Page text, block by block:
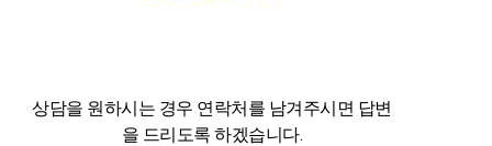
상담을 원하시는 경우 연락처를 남겨주시면 답변
을 드리도록 하겠습니다.